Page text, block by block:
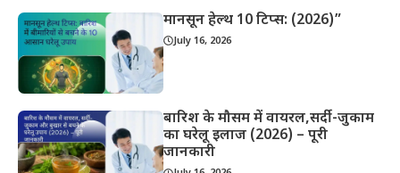
मानसून हेल्थ 10 टिप्स: (2026)”
July 16, 2026
बारिश के मौसम में वायरल,सर्दी-जुकाम
का घरेलू इलाज (2026) – पूरी
जानकारी